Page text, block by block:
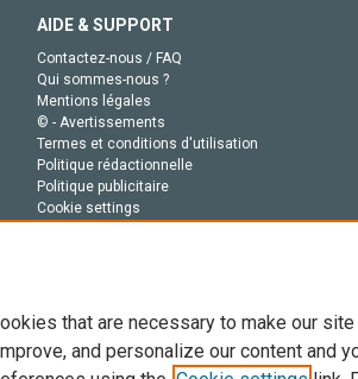
AIDE & SUPPORT
Contactez-nous / FAQ
Qui sommes-nous ?
Mentions légales
© - Avertissements
Termes et conditions d'utilisation
Politique rédactionnelle
Politique publicitaire
Cookie settings
that are necessary to make our
and personalize our content and